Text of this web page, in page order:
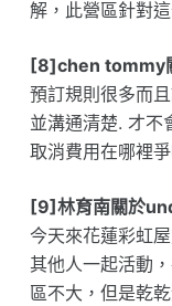
解，此營區針對
[8]chen tommy
預訂規則很多而
並溝通清楚. 才不
取消費用在哪裡
[9]林育南關於
今天來花蓮彩虹
其他人一起活動
區不大，但是乾